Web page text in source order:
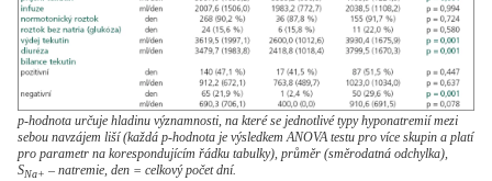
p-hodnota určuje hladinu významnosti, na které se jednotlivé typy hyponatremií mezi
sebou navzájem liší (každá p-hodnota je výsledkem ANOVA testu pro více skupin a platí
pro parametr na korespondujícím řádku tabulky), průměr (směrodatná odchylka),
SNa+ – natremie, den = celkový počet dní.